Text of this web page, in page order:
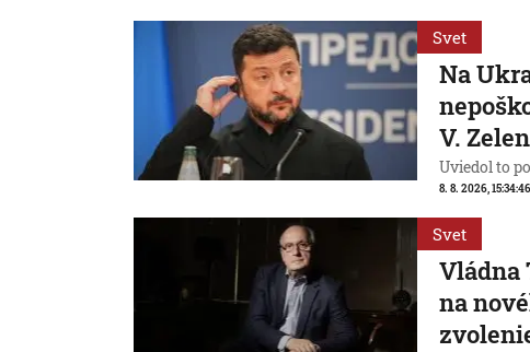
Svet
Na
V.
Uviedol to
8. 8. 2026, 15:34:46
Svet
Vládna
na